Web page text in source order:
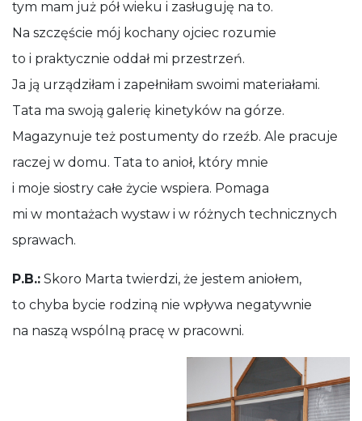
tym mam już pół wieku i zasługuję na to.
Na szczęście mój kochany ojciec rozumie
to i praktycznie oddał mi przestrzeń.
Ja ją urządziłam i zapełniłam swoimi materiałami.
Tata ma swoją galerię kinetyków na górze.
Magazynuje też postumenty do rzeźb. Ale pracuje
raczej w domu. Tata to anioł, który mnie
i moje siostry całe życie wspiera. Pomaga
mi w montażach wystaw i w różnych technicznych
sprawach.
P.B.: Skoro Marta twierdzi, że jestem aniołem,
to chyba bycie rodziną nie wpływa negatywnie
na naszą wspólną pracę w pracowni.